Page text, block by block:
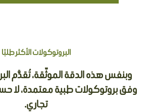
البروتوكولات الأكثر طلبًا
وبنفس هذه الدقة الموثّقة، تُقدَّم
وفق بروتوكولات طبية معتمدة،
تجاري.